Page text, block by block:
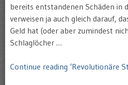
bereits entstandenen Schäden in
verweisen ja auch gleich darauf,
Geld hat (oder aber zumindest
Schlaglöcher …
Continue reading ‘Revolutionäre